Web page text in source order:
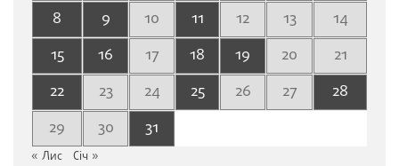
8
9 10 11 12 13
14
15
16 17 18 19 20
21
22
23 24 25 26 27
28
29
30 31
« Лис Січ »